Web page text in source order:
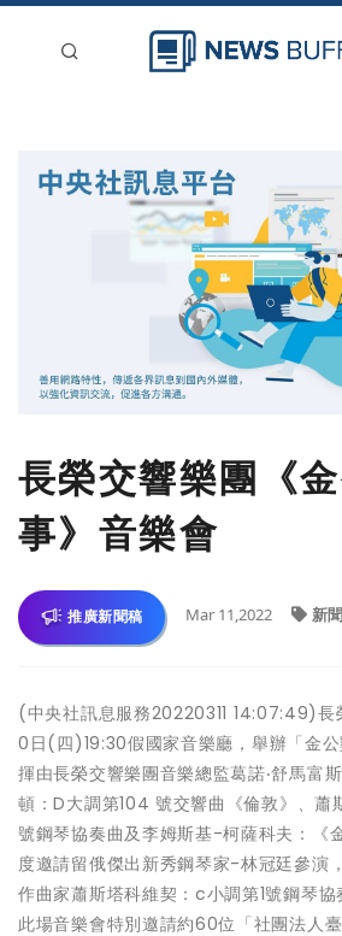
長榮交響樂團《
事》音樂會
推廣新聞稿 Mar 11,2022 新聞
(中央社訊息服務20220311 14:07:49)長
0日(四)19:30假國家音樂廳，舉辦「金
揮由長榮交響樂團音樂總監葛諾‧舒馬富
頓：D大調第104 號交響曲《倫敦》、蕭
號鋼琴協奏曲及李姆斯基-柯薩科夫：《
度邀請留俄傑出新秀鋼琴家-林冠廷參演
作曲家蕭斯塔科維契：c小調第1號鋼琴協
此場音樂會特別邀請約60位「社團法人